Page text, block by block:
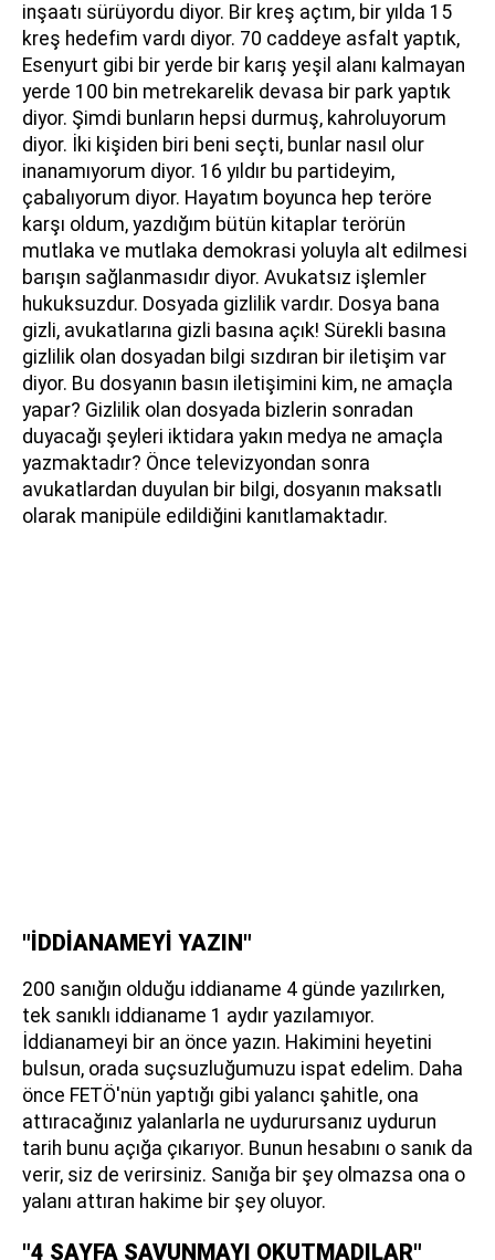
inşaatı sürüyordu diyor. Bir kreş açtım, bir yılda 15
kreş hedefim vardı diyor. 70 caddeye asfalt yaptık,
Esenyurt gibi bir yerde bir karış yeşil alanı kalmayan
yerde 100 bin metrekarelik devasa bir park yaptık
diyor. Şimdi bunların hepsi durmuş, kahroluyorum
diyor. İki kişiden biri beni seçti, bunlar nasıl olur
inanamıyorum diyor. 16 yıldır bu partideyim,
çabalıyorum diyor. Hayatım boyunca hep teröre
karşı oldum, yazdığım bütün kitaplar terörün
mutlaka ve mutlaka demokrasi yoluyla alt edilmesi
barışın sağlanmasıdır diyor. Avukatsız işlemler
hukuksuzdur. Dosyada gizlilik vardır. Dosya bana
gizli, avukatlarına gizli basına açık! Sürekli basına
gizlilik olan dosyadan bilgi sızdıran bir iletişim var
diyor. Bu dosyanın basın iletişimini kim, ne amaçla
yapar? Gizlilik olan dosyada bizlerin sonradan
duyacağı şeyleri iktidara yakın medya ne amaçla
yazmaktadır? Önce televizyondan sonra
avukatlardan duyulan bir bilgi, dosyanın maksatlı
olarak manipüle edildiğini kanıtlamaktadır.
"İDDİANAMEYİ YAZIN"
200 sanığın olduğu iddianame 4 günde yazılırken,
tek sanıklı iddianame 1 aydır yazılamıyor.
İddianameyi bir an önce yazın. Hakimini heyetini
bulsun, orada suçsuzluğumuzu ispat edelim. Daha
önce FETÖ'nün yaptığı gibi yalancı şahitle, ona
attıracağınız yalanlarla ne uydurursanız uydurun
tarih bunu açığa çıkarıyor. Bunun hesabını o sanık da
verir, siz de verirsiniz. Sanığa bir şey olmazsa ona o
yalanı attıran hakime bir şey oluyor.
"4 SAYFA SAVUNMAYI OKUTMADILAR"